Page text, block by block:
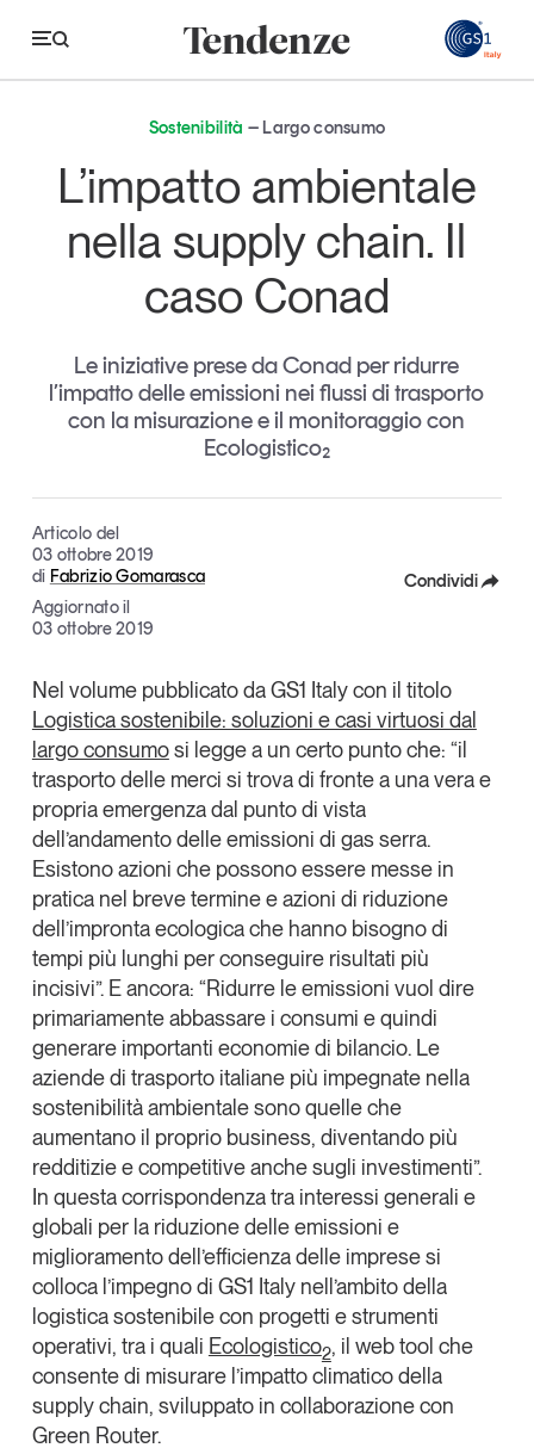
Tendenze
Economia e consumi
Logistica
Retail e brand
Sostenibilità
Magazine
Articoli
Opinioni
Dossier
Interviste
Comunicati stampa
Video
Podcast
Eventi e formazione
Tutti gli appuntamenti
Chi siamo
Newsletter
Contatti
Tendenze Journal
La nostra newsletter nella tua email
Iscriviti
Sostenibilità Largo consumo
L’impatto ambientale
nella supply chain. Il
caso Conad
Le iniziative prese da Conad per ridurre
l’impatto delle emissioni nei flussi di trasporto
con la misurazione e il monitoraggio con
Ecologistico₂
Articolo del
03 ottobre 2019
di Fabrizio Gomarasca
Aggiornato il
03 ottobre 2019
Condividi
Linkedin
Nel volume pubblicato da GS1 Italy con il titolo
Logistica sostenibile: soluzioni e casi virtuosi dal
largo consumosi legge a un certo punto che: “il
trasporto delle merci si trova di fronte a una vera e
propria emergenza dal punto di vista
dell’andamento delle emissioni di gas serra.
Esistono azioni che possono essere messe in
pratica nel breve termine e azioni di riduzione
dell’impronta ecologica che hanno bisogno di
tempi più lunghi per conseguire risultati più
incisivi”. E ancora: “Ridurre le emissioni vuol dire
primariamente abbassare i consumi e quindi
generare importanti economie di bilancio. Le
aziende di trasporto italiane più impegnate nella
sostenibilità ambientale sono quelle che
aumentano il proprio business, diventando più
redditizie e competitive anche sugli investimenti”.
In questa corrispondenza tra interessi generali e
globali per la riduzione delle emissioni e
miglioramento dell’efficienza delle imprese si
collocal’impegno di GS1 Italy nell’ambito della
logistica sostenibilecon progetti e strumenti
operativi, tra i quali Ecologistico2, il web tool che
consente di misurare l’impatto climatico della
supply chain, sviluppato in collaborazione con
Green Router.